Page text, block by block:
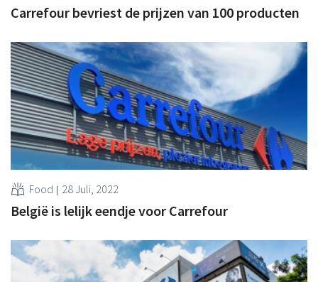
Carrefour bevriest de prijzen van 100 producten
Food 28 Juli, 2022
België is lelijk eendje voor Carrefour